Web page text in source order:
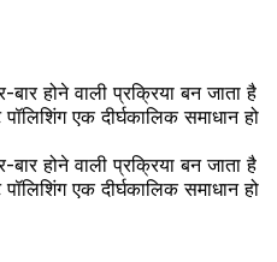
होने वाली प्रक्रिया बन जाता है
एक दीर्घकालिक समाधान हो
होने वाली प्रक्रिया बन जाता है
एक दीर्घकालिक समाधान हो